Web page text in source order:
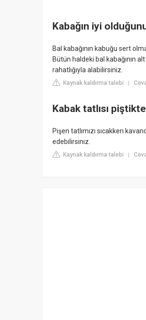
Kabağın iyi
Bal kabağının kabuğu sert
Bütün haldeki bal kabağının
rahatlığıyla alabilirsiniz.
Kaynak kaldırma talebi |
Kabak tatlısı
Pişen tatlımızı sıcakken
edebilirsiniz.
Kaynak kaldırma talebi |